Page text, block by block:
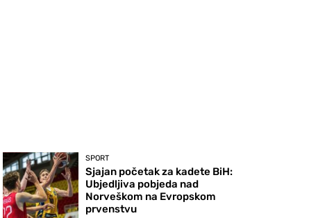
SPORT
Sjajan početak za kadete BiH:
Ubjedljiva pobjeda nad
Norveškom na Evropskom
prvenstvu